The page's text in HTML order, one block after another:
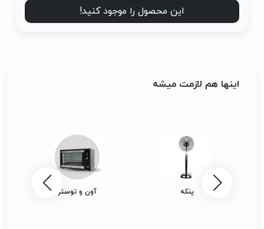
این محصول را موجود کنید!
اینها هم لازمت میشه
پنکه آون و توستر